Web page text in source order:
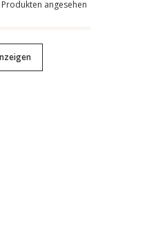
angesehen